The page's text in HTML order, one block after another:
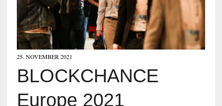
25. NOVEMBER 2021
BLOCKCHANCE
Europe 2021